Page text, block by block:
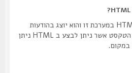
לא. אין אפשרות לשלוח HTML במערכת זו והוא יוצג בהודעות
בתור HTML. רוב עיצובי הטקסט אשר ניתן לבצע ב HTML ניתן